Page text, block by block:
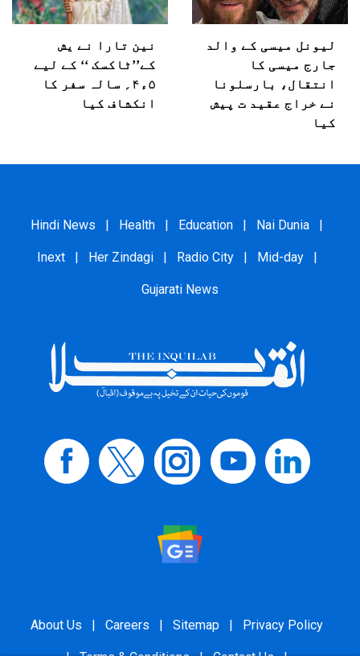
لیونل میسی کے والد
جارج میسی کا
انتقال، بارسلونا
نے خراج عقید ت پیش
کیا
نین تارا نے یش
کے’’ٹاکسک ‘‘ کے لیے
۵ء۴؍ سالہ سفر کا
انکشاف کیا
Hindi News | Health | Education | Nai Dunia |
Inext | Her Zindagi | Radio City | Mid-day |
Gujarati News
About Us | Careers | Sitemap | Privacy Policy